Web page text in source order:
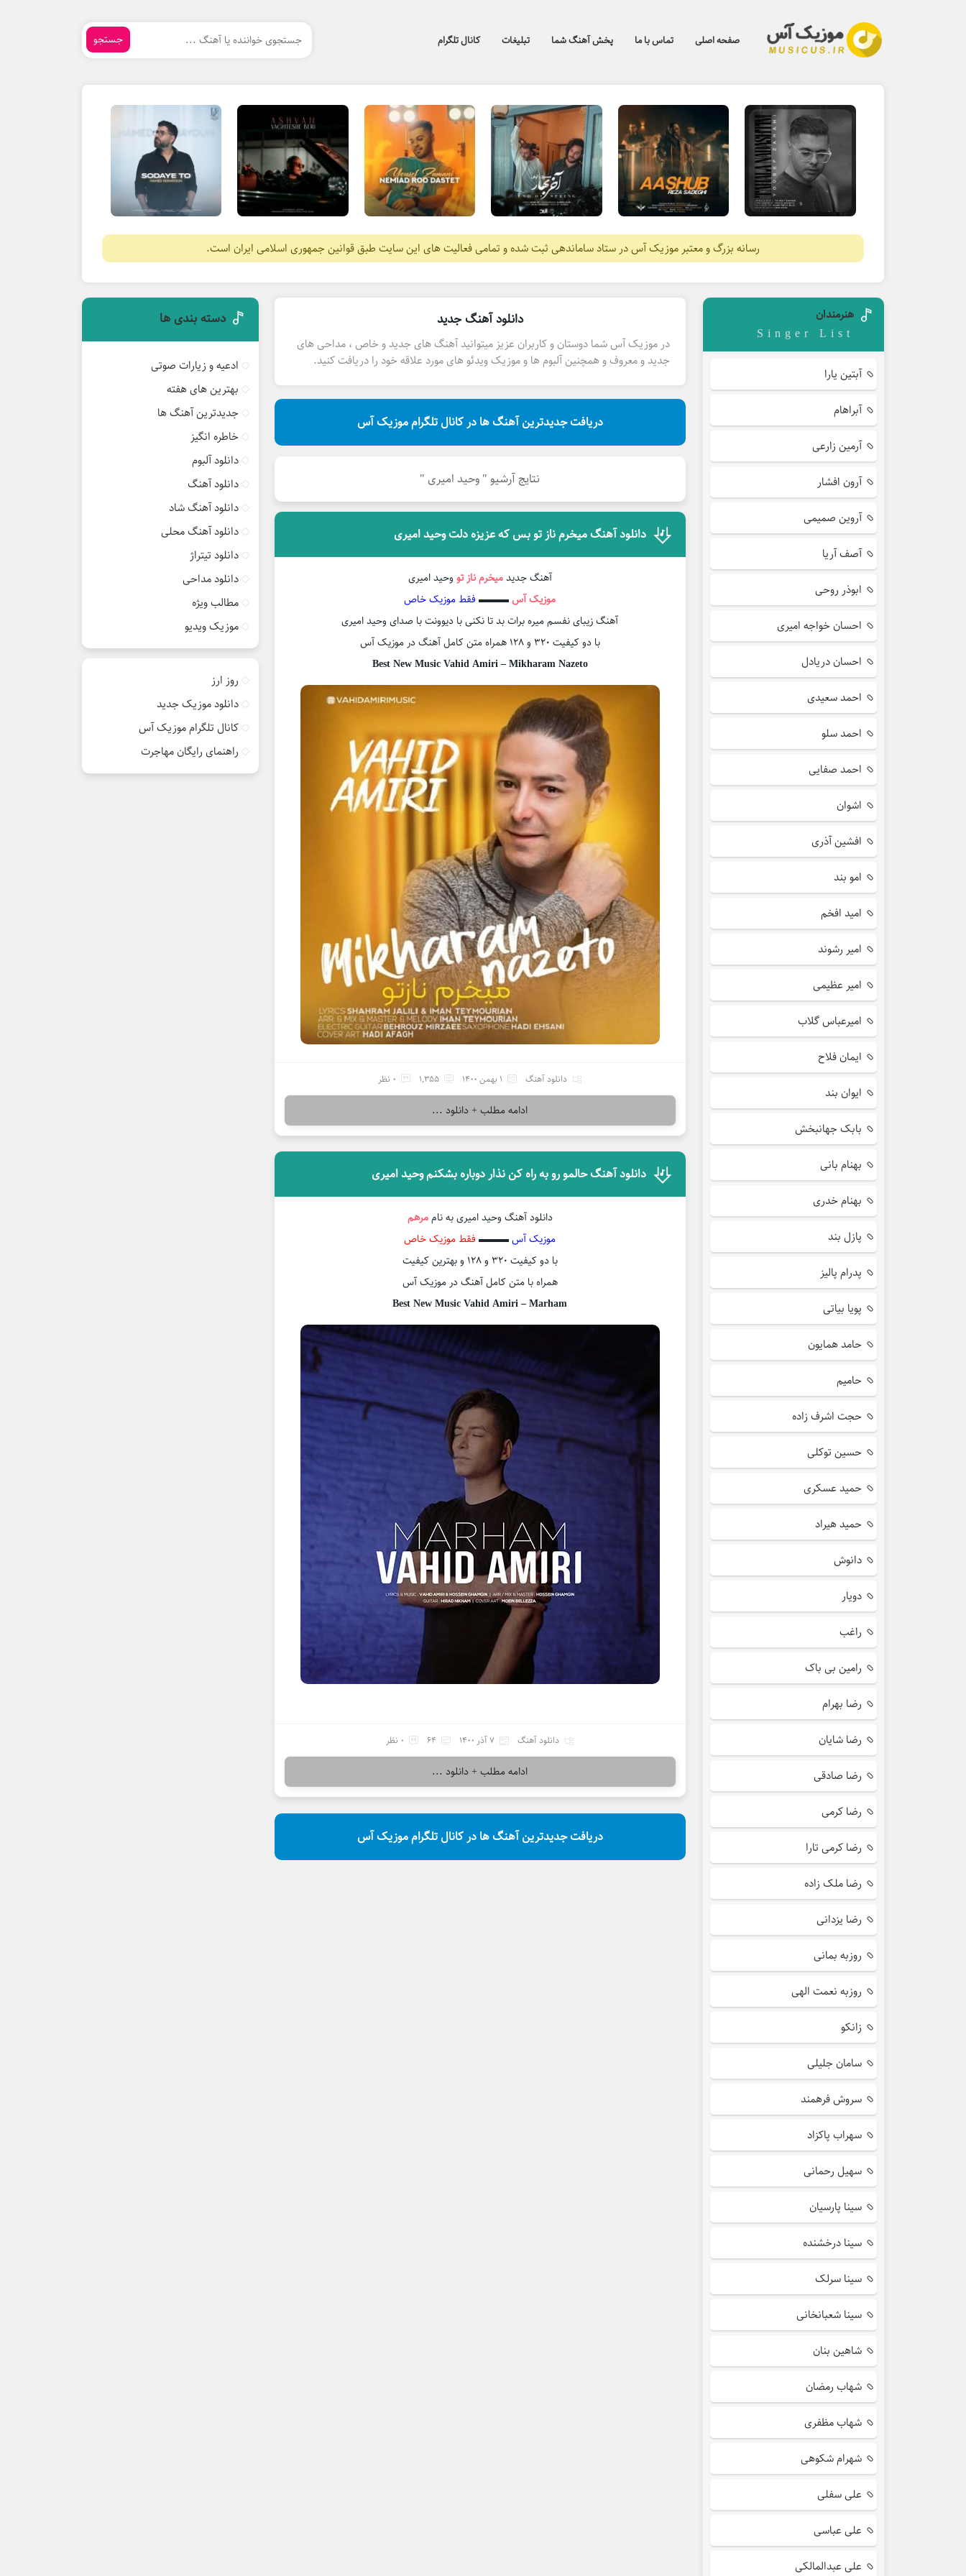
صفحه اصلی تماس با ما پخش آهنگ شما تبلیغات کانال تلگرام جستجو
رسانه بزرگ و معتبر موزیک آس در ستاد ساماندهی ثبت شده و تمامی فعالیت های این سایت طبق قوانین جمهوری اسلامی ایران است.
دانلود آهنگ جدید
در موزیک آس شما دوستان و کاربران عزیز میتوانید آهنگ های جدید و خاص ، مداحی های
جدید و معروف و همچنین آلبوم ها و موزیک ویدئو های مورد علاقه خود را دریافت کنید.
دریافت جدیدترین آهنگ ها در کانال تلگرام موزیک آس
نتایج آرشیو " وحید امیری "
دانلود آهنگ میخرم ناز تو بس که عزیزه دلت وحید امیری
آهنگ جدیدمیخرم ناز تو وحید امیری
موزیک آس▬▬▬ فقط موزیک خاص
آهنگ زیبای نفسم میره برات بد تا نکنی با دیوونت با صدای وحید امیری
با دو کیفیت ۳۲۰ و ۱۲۸ همراه متن کامل آهنگ در موزیک آس
Best New Music Vahid Amiri – Mikharam Nazeto
دانلود آهنگ 1 بهمن 1400 1,355 0 نظر
ادامه مطلب + دانلود ...
دانلود آهنگ حالمو رو به راه کن نذار دوباره بشکنم وحید امیری
دانلود آهنگ وحید امیری به ناممرهم
موزیک آس▬▬▬ فقط موزیک خاص
با دو کیفیت ۳۲۰ و ۱۲۸ و بهترین کیفیت
همراه با متن کامل آهنگ در موزیک آس
Best New Music Vahid Amiri – Marham
دانلود آهنگ 7 آذر 1400 64 0 نظر
ادامه مطلب + دانلود ...
دریافت جدیدترین آهنگ ها در کانال تلگرام موزیک آس
هنرمندان
Singer List
آبتین یارا
آبراهام
آرمین زارعی
آرون افشار
آروین صمیمی
آصف آریا
ابوذر روحی
احسان خواجه امیری
احسان دریادل
احمد سعیدی
احمد سلو
احمد صفایی
اشوان
افشین آذری
امو بند
امید افخم
امیر رشوند
امیر عظیمی
امیرعباس گلاب
ایمان فلاح
ایوان بند
بابک جهانبخش
بهنام بانی
بهنام خدری
پازل بند
پدرام پالیز
پویا بیاتی
حامد همایون
حامیم
حجت اشرف زاده
حسین توکلی
حمید عسکری
حمید هیراد
دانوش
دویار
راغب
رامین بی باک
رضا بهرام
رضا شایان
رضا صادقی
رضا کرمی
رضا کرمی تارا
رضا ملک زاده
رضا یزدانی
روزبه بمانی
روزبه نعمت الهی
زانکو
سامان جلیلی
سروش فرهمند
سهراب پاکزاد
سهیل رحمانی
سینا پارسیان
سینا درخشنده
سینا سرلک
سینا شعبانخانی
شاهین بنان
شهاب رمضان
شهاب مظفری
شهرام شکوهی
علی سفلی
علی عباسی
علی عبدالمالکی
دسته بندی ها
ادعیه و زیارات صوتی
بهترین های هفته
جدیدترین آهنگ ها
خاطره انگیز
دانلود آلبوم
دانلود آهنگ
دانلود آهنگ شاد
دانلود آهنگ محلی
دانلود تیتراژ
دانلود مداحی
مطالب ویژه
موزیک ویدیو
روز ارز
دانلود موزیک جدید
کانال تلگرام موزیک آس
راهنمای رایگان مهاجرت